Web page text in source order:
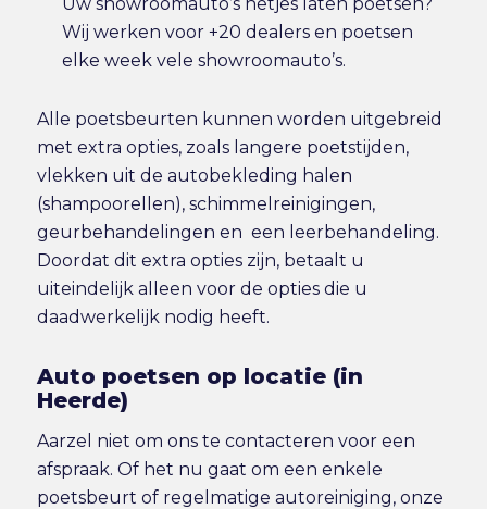
Wij werken voor +20 dealers en poetsen
elke week vele showroomauto’s.
Alle poetsbeurten kunnen worden uitgebreid
met extra opties, zoals langere poetstijden,
vlekken uit de autobekleding halen
(shampoorellen), schimmelreinigingen,
geurbehandelingen en een leerbehandeling.
Doordat dit extra opties zijn, betaalt u
uiteindelijk alleen voor de opties die u
daadwerkelijk nodig heeft.
Auto poetsen op locatie (in
Heerde)
Aarzel niet om ons te contacteren voor een
afspraak. Of het nu gaat om een enkele
poetsbeurt of regelmatige autoreiniging, onze